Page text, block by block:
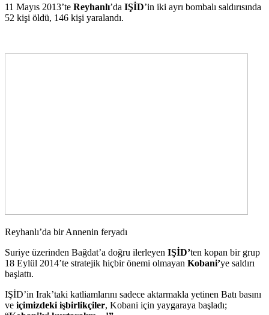
11 Mayıs 2013’te Reyhanlı’da IŞİD’in iki ayrı bombalı saldırısında
52 kişi öldü, 146 kişi yaralandı.
Reyhanlı’da bir Annenin feryadı
Suriye üzerinden Bağdat’a doğru ilerleyen IŞİD’ten kopan bir grup
18 Eylül 2014’te stratejik hiçbir önemi olmayan Kobani’ye saldırı
başlattı.
IŞİD’in Irak’taki katliamlarını sadece aktarmakla yetinen Batı basını
ve içimizdeki işbirlikçiler, Kobani için yaygaraya başladı;